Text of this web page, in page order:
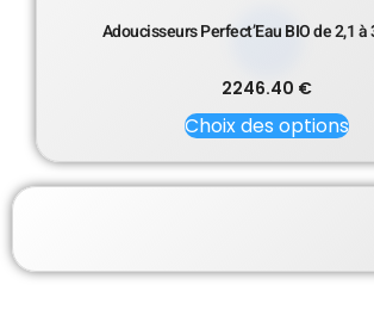
Adoucisseurs Perfect’Eau BIO de 2,1 à
2246.40 €
Choix des options